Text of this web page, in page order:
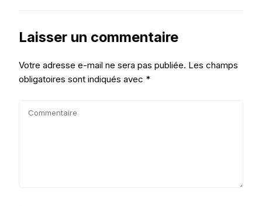
Laisser un commentaire
Votre adresse e-mail ne sera pas publiée. Les champs
obligatoires sont indiqués avec *